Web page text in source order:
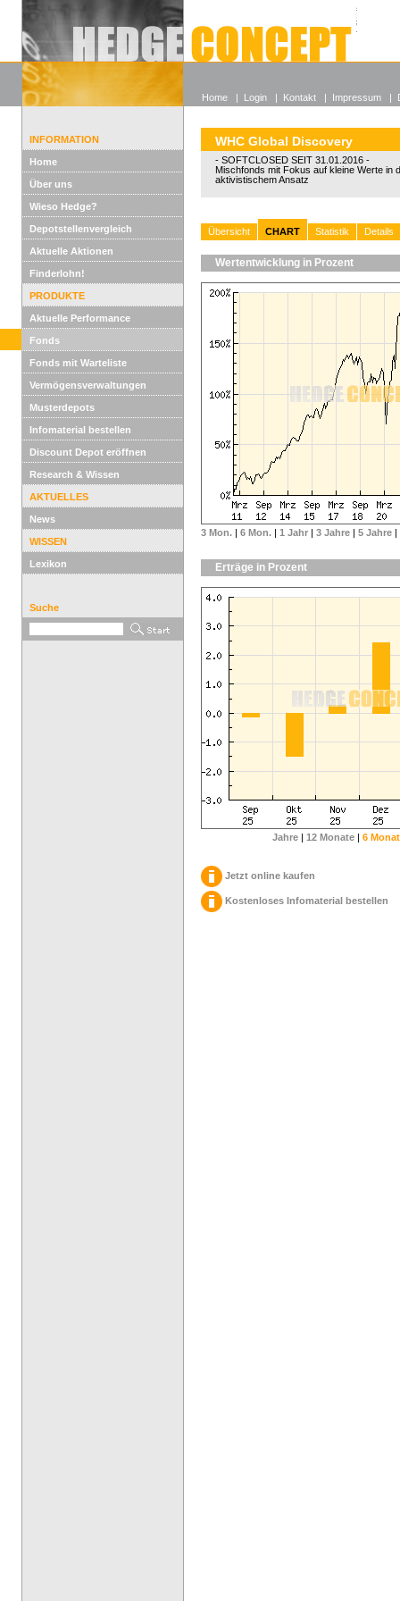
Alle
Wieso
INFORMATION
Home
Über uns
Wieso Hedge?
Depotstellenvergleich
Aktuelle Aktionen
Finderlohn!
PRODUKTE
Aktuelle Performance
Fonds
Fonds mit Warteliste
Vermögensverwaltungen
Musterdepots
Infomaterial bestellen
Discount Depot eröffnen
Research & Wissen
AKTUELLES
News
WISSEN
Lexikon
Suche
WHC Global Discovery
- SOFTCLOSED SEIT 31.01.2016 -
Mischfonds mit Fokus auf kleine Werte in
aktivistischem Ansatz
Übersicht CHART Statistik Details
Wertentwicklung in Prozent
3 Mon. | 6 Mon. | 1 Jahr | 3 Jahre | 5 Jahre |
Erträge in Prozent
Jahre | 12 Monate | 6
Jetzt online kaufen
Kostenloses Infomaterial bestellen
Home | Login | Kontakt | Impressum |